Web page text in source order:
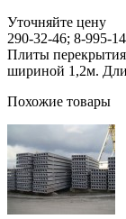
Уточняйте цену
290-32-46; 8-995-
Плиты
шириной 1,2м.
Похожие товары